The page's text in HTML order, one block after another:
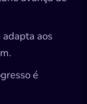
aos
é